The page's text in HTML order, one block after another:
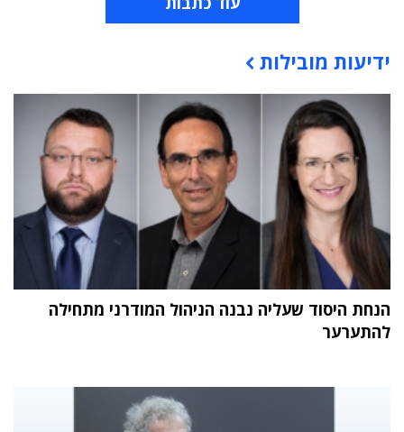
תוכן פרסומי
ידיעות מובילות
הנחת היסוד שעליה נבנה הניהול המודרני מתחילה
להתערער